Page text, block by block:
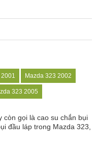
Mazda 323 2002
323 2005
còn gọi là cao su chắn bụi
đầu láp trong Mazda 323,